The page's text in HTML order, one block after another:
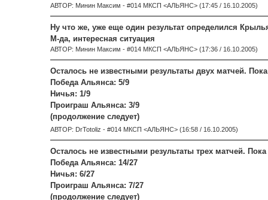
АВТОР: Минин Максим - #014 МКСП <АЛЬЯНС> (17:45 / 16.10.2005)
Ну что же, уже еще один результат определился
М-да, интересная ситуация
АВТОР: Минин Максим - #014 МКСП <АЛЬЯНС> (17:36 / 16.10.2005)
Осталось не известными результаты двух матчей.
Победа Альянса: 5/9
Ничья: 1/9
Проиграш Альянса: 3/9
(продолжение следует)
АВТОР: DrTotoliz - #014 МКСП <АЛЬЯНС> (16:58 / 16.10.2005)
Осталось не известными результаты трех матчей. Пока
Победа Альянса: 14/27
Ничья: 6/27
Проиграш Альянса: 7/27
(продолжение следует)